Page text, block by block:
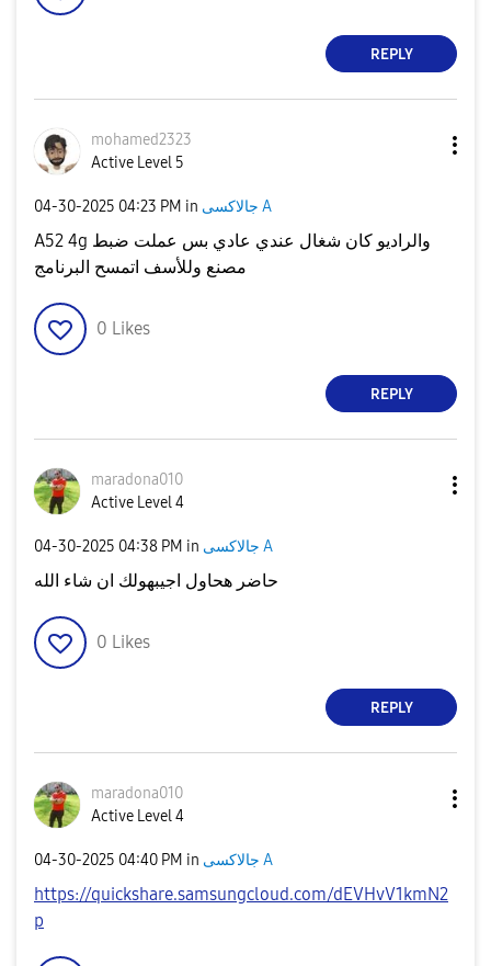
REPLY
mohamed2323
Active Level 5
‎04-30-2025 04:23 PM in جالاكسى A
A52 4g والراديو كان شغال عندي عادي بس عملت ضبط
مصنع وللأسف اتمسح البرنامج
0 Likes
REPLY
maradona010
Active Level 4
‎04-30-2025 04:38 PM in جالاكسى A
حاضر هحاول اجيبهولك ان شاء الله
0 Likes
REPLY
maradona010
Active Level 4
‎04-30-2025 04:40 PM in جالاكسى A
https://quickshare.samsungcloud.com/dEVHvV1kmN2
p